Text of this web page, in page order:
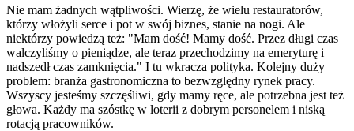
Nie mam żadnych wątpliwości. Wierzę, że wielu restauratorów,
którzy włożyli serce i pot w swój biznes, stanie na nogi. Ale
niektórzy powiedzą też: "Mam dość! Mamy dość. Przez długi czas
walczyliśmy o pieniądze, ale teraz przechodzimy na emeryturę i
nadszedł czas zamknięcia." I tu wkracza polityka. Kolejny duży
problem: branża gastronomiczna to bezwzględny rynek pracy.
Wszyscy jesteśmy szczęśliwi, gdy mamy ręce, ale potrzebna jest też
głowa. Każdy ma szóstkę w loterii z dobrym personelem i niską
rotacją pracowników.